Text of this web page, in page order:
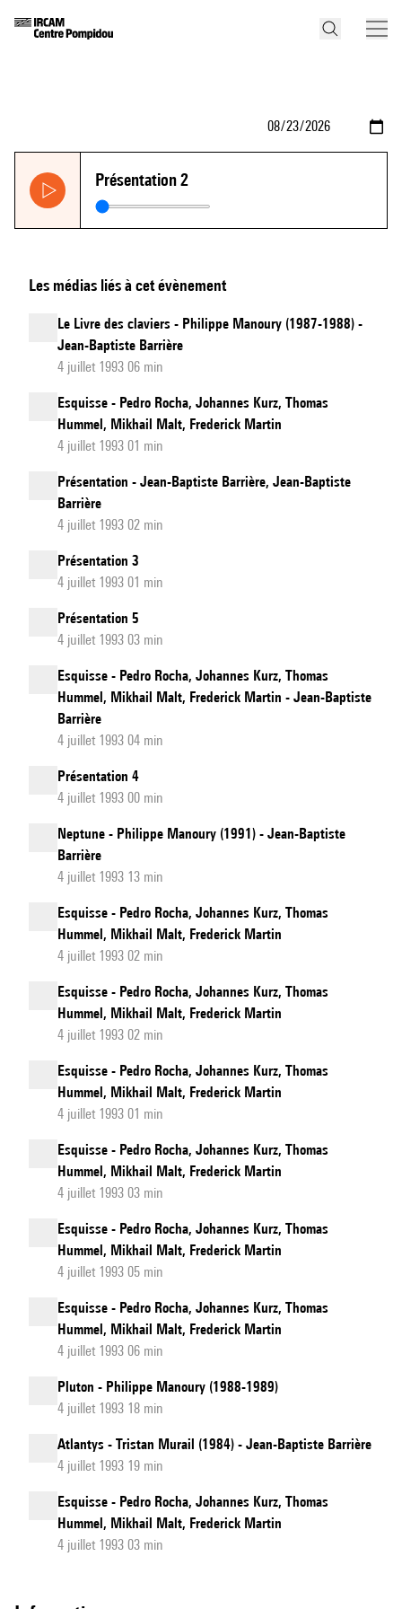
Présentation 2
Les médias liés à cet évènement
Le Livre des claviers - Philippe Manoury (1987-1988) -
Jean-Baptiste Barrière
4 juillet 1993 06 min
Esquisse - Pedro Rocha, Johannes Kurz, Thomas
Hummel, Mikhail Malt, Frederick Martin
4 juillet 1993 01 min
Présentation - Jean-Baptiste Barrière, Jean-Baptiste
Barrière
4 juillet 1993 02 min
Présentation 3
4 juillet 1993 01 min
Présentation 5
4 juillet 1993 03 min
Esquisse - Pedro Rocha, Johannes Kurz, Thomas
Hummel, Mikhail Malt, Frederick Martin - Jean-Baptiste
Barrière
4 juillet 1993 04 min
Présentation 4
4 juillet 1993 00 min
Neptune - Philippe Manoury (1991) - Jean-Baptiste
Barrière
4 juillet 1993 13 min
Esquisse - Pedro Rocha, Johannes Kurz, Thomas
Hummel, Mikhail Malt, Frederick Martin
4 juillet 1993 02 min
Esquisse - Pedro Rocha, Johannes Kurz, Thomas
Hummel, Mikhail Malt, Frederick Martin
4 juillet 1993 02 min
Esquisse - Pedro Rocha, Johannes Kurz, Thomas
Hummel, Mikhail Malt, Frederick Martin
4 juillet 1993 01 min
Esquisse - Pedro Rocha, Johannes Kurz, Thomas
Hummel, Mikhail Malt, Frederick Martin
4 juillet 1993 03 min
Esquisse - Pedro Rocha, Johannes Kurz, Thomas
Hummel, Mikhail Malt, Frederick Martin
4 juillet 1993 05 min
Esquisse - Pedro Rocha, Johannes Kurz, Thomas
Hummel, Mikhail Malt, Frederick Martin
4 juillet 1993 06 min
Pluton - Philippe Manoury (1988-1989)
4 juillet 1993 18 min
Atlantys - Tristan Murail (1984) - Jean-Baptiste Barrière
4 juillet 1993 19 min
Esquisse - Pedro Rocha, Johannes Kurz, Thomas
Hummel, Mikhail Malt, Frederick Martin
4 juillet 1993 03 min